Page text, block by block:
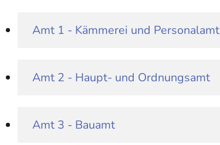
Amt 1 - Kämmerei und Personalamt
Amt 2 - Haupt- und Ordnungsamt
Amt 3 - Bauamt